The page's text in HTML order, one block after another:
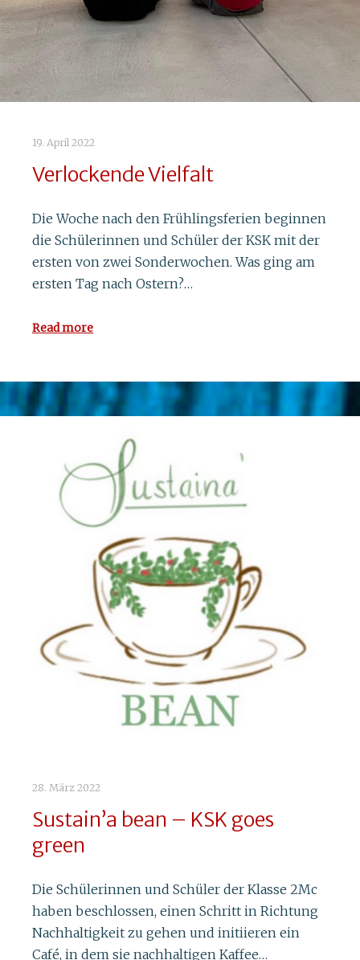
19. April 2022
Verlockende Vielfalt
Die Woche nach den Frühlingsferien beginnen
die Schülerinnen und Schüler der KSK mit der
ersten von zwei Sonderwochen. Was ging am
ersten Tag nach Ostern?…
Read more
28. März 2022
Sustain’a bean – KSK goes
green
Die Schülerinnen und Schüler der Klasse 2Mc
haben beschlossen, einen Schritt in Richtung
Nachhaltigkeit zu gehen und initiieren ein
Café, in dem sie nachhaltigen Kaffee…
2. September 2021
Aus der Schulleitung
Die KSK ist mit vorsichtigem Optimismus ins
neue Schuljahr gestartet und hofft, dass
zahlreiche Veranstaltungen den Schulalltag
bereichern werden. Der Kalender ist auf alle